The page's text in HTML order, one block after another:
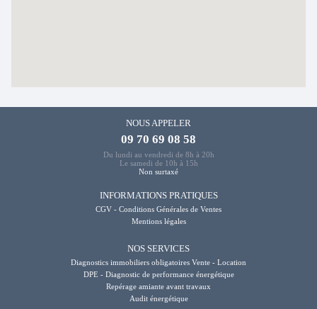
NOUS APPELER
09 70 69 08 58
Du lundi au vendredi de 8h à 20h
Le samedi de 10h à 15h
Non surtaxé
INFORMATIONS PRATIQUES
CGV - Conditions Générales de Ventes
Mentions légales
NOS SERVICES
Diagnostics immobiliers obligatoires Vente - Location
DPE - Diagnostic de performance énergétique
Repérage amiante avant travaux
Audit énergétique